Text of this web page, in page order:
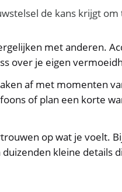
de kans krijgt
met anderen.
over je eigen
af met momenten
of plan een korte
op wat je voelt. Bij
kleine details